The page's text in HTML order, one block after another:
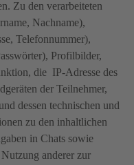
Zu den verarbeiteten
Nachname),
Telefonnummer),
Profilbilder,
die IP-Adresse des
der Teilnehmer,
dessen technischen und
zu den inhaltlichen
in Chats sowie
anderer zur